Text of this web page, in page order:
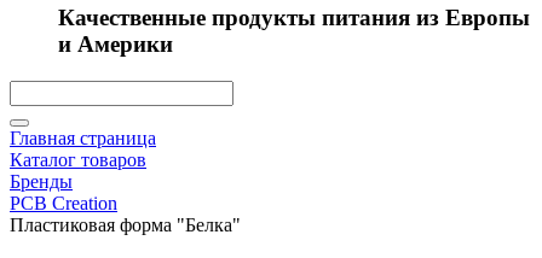
Качественные продукты питания из Европы
и Америки
Главная страница
Каталог товаров
Бренды
PCB Creation
Пластиковая форма "Белка"